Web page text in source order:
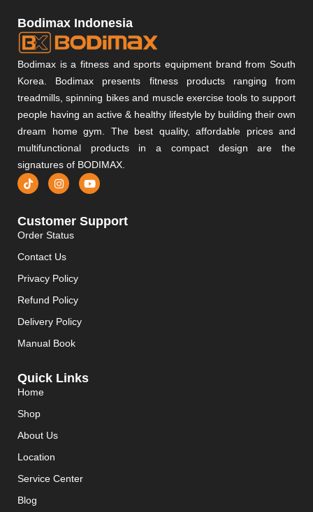
Bodimax Indonesia
Bodimax is a fitness and sports equipment brand from South
Korea. Bodimax presents fitness products ranging from
treadmills, spinning bikes and muscle exercise tools to support
people having an active & healthy lifestyle by building their own
dream home gym. The best quality, affordable prices and
multifunctional products in a compact design are the
signatures of BODIMAX.
Customer Support
Order Status
Contact Us
Privacy Policy
Refund Policy
Delivery Policy
Manual Book
Quick Links
Home
Shop
About Us
Location
Service Center
Blog